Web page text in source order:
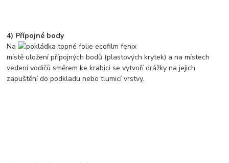
4) Přípojné body
Na
místě uložení přípojných bodů (plastových krytek) a na místech
vedení vodičů směrem ke krabici se vytvoří drážky na jejich
zapuštění do podkladu nebo tlumicí vrstvy.